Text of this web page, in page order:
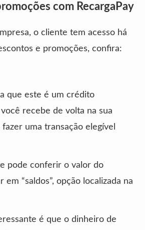
com RecargaPay
o cliente tem acesso há
e promoções, confira:
que este é um crédito
recebe de volta na sua
uma transação elegível
pode conferir o valor do
em “saldos”, opção localizada na
é que o dinheiro de